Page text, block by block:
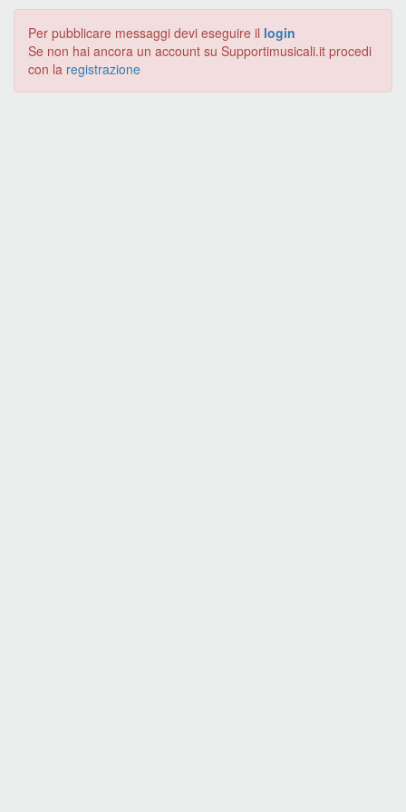
Per pubblicare messaggi devi eseguire il login
Se non hai ancora un account su Supportimusicali.it procedi
con la registrazione